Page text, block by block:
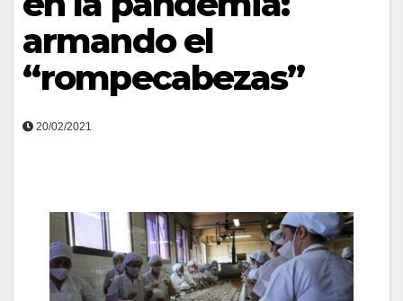
armando el
“rompecabezas”
20/02/2021